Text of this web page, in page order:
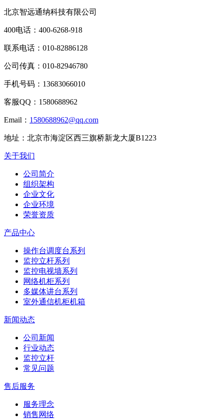
北京智远通纳科技有限公司
400电话： 400-6268-918
联系电话： 010-82886128
公司传真： 010-82946780
手机号码： 13683066010
客服QQ： 1580688962
Email： 1580688962@qq.com
地址： 北京市海淀区西三旗桥新龙大厦B1223
关于我们
公司简介
组织架构
企业文化
企业环境
荣誉资质
产品中心
操作台调度台系列
监控立杆系列
监控电视墙系列
网络机柜系列
多媒体讲台系列
室外通信机柜机箱
新闻动态
公司新闻
行业动态
监控立杆
常见问题
售后服务
服务理念
销售网络